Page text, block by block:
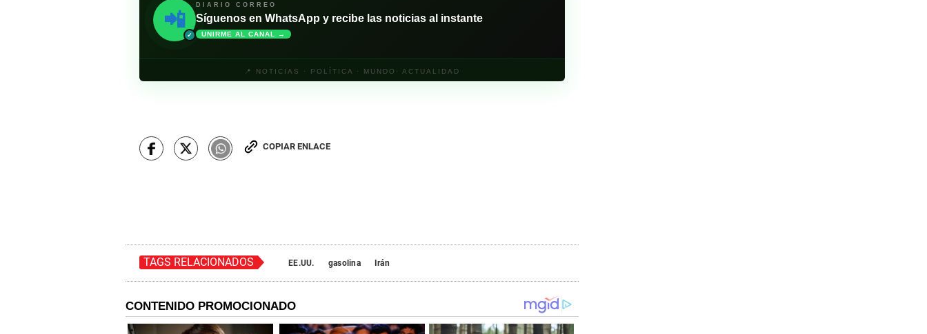
📲
✓
DIARIO CORREO
Síguenos en WhatsApp y recibe las noticias al instante
UNIRME AL CANAL →
📍 NOTICIAS · POLÍTICA · MUNDO· ACTUALIDAD
COPIAR ENLACE
TAGS RELACIONADOS EE.UU. gasolina Irán